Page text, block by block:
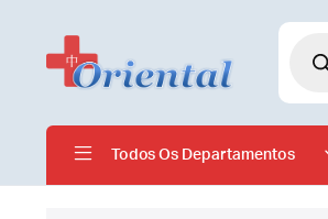
Todos Os Departamentos